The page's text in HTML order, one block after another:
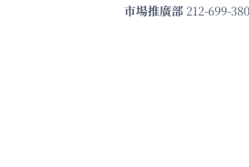
市場推廣部 212-699-